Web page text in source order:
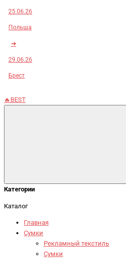
25.06.26
Польша
➜
29.06.26
Брест
🔥BEST
Категории
Каталог
Главная
Сумки
Рекламный текстиль
Сумки